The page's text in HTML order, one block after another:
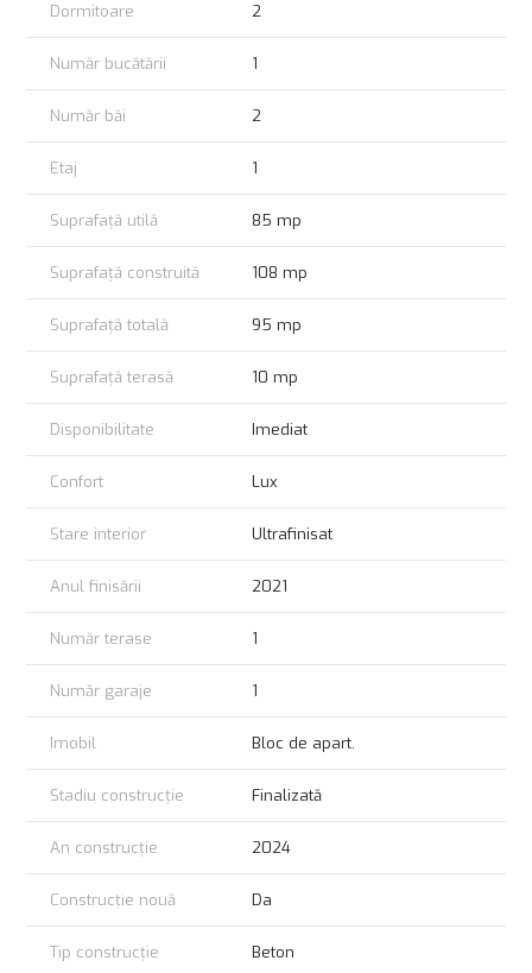
to the city center and other parts of Bucharest. This apartment
is perfect for families or professionals seeking a comfortable
and elegant home in a quiet yet accessible part of the city.
Dormitoare 2
Număr bucătării 1
Număr băi 2
Etaj 1
Suprafață utilă 85 mp
Suprafață construită 108 mp
Suprafață totală 95 mp
Suprafață terasă 10 mp
Disponibilitate Imediat
Confort Lux
Stare interior Ultrafinisat
Anul finisării 2021
Număr terase 1
Număr garaje 1
Imobil Bloc de apart.
Stadiu construcție Finalizată
An construcție 2024
Construcție nouă Da
Tip construcție Beton